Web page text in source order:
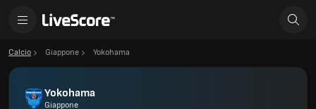
Calcio Giappone Yokohama
Yokohama
Giappone